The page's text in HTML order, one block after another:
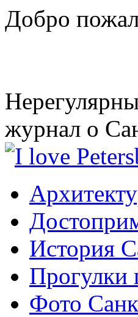
Добро
журнал о
История
Прогулки
Фото